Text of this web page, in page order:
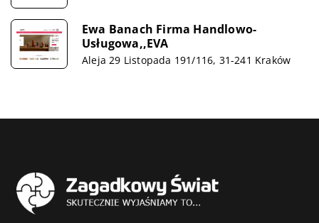
Ewa Banach Firma Handlowo-
Usługowa,,EVA
Aleja 29 Listopada 191/116, 31-241 Kraków